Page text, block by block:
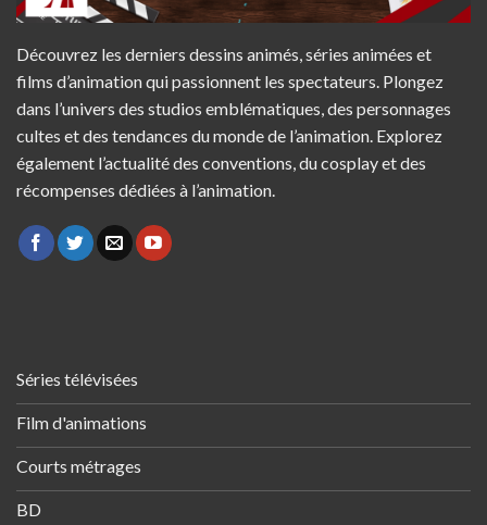
Découvrez les derniers dessins animés, séries animées et
films d’animation qui passionnent les spectateurs. Plongez
dans l’univers des studios emblématiques, des personnages
cultes et des tendances du monde de l’animation. Explorez
également l’actualité des conventions, du cosplay et des
récompenses dédiées à l’animation.
Séries télévisées
Film d'animations
Courts métrages
BD